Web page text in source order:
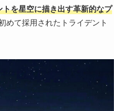
を星空に描き出す革新的なプ
めて採用されたトライデント